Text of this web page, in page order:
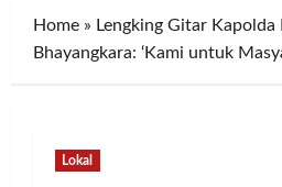
Home » Lengking Gitar Kapolda
Bhayangkara: ‘Kami untuk
Lokal